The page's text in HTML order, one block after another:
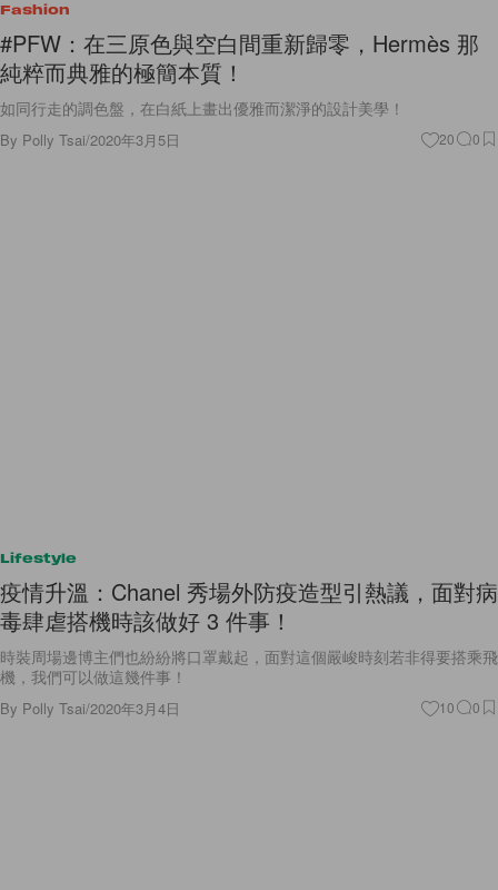
Fashion
#PFW：在三原色與空白間重新歸零，Hermès 那
純粹而典雅的極簡本質！
如同行走的調色盤，在白紙上畫出優雅而潔淨的設計美學！
By Polly Tsai/2020年3月5日 20 0
Lifestyle
疫情升溫：Chanel 秀場外防疫造型引熱議，面對病
毒肆虐搭機時該做好 3 件事！
時裝周場邊博主們也紛紛將口罩戴起，面對這個嚴峻時刻若非得要搭乘飛
機，我們可以做這幾件事！
By Polly Tsai/2020年3月4日 10 0